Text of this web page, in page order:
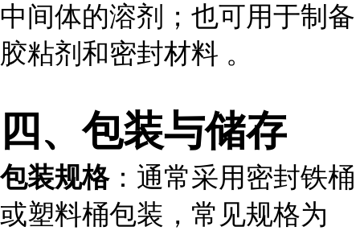
中间体的溶剂；也可用于制备
胶粘剂和密封材料 。
四、包装与储存
包装规格：通常采用密封铁桶
或塑料桶包装，常见规格为